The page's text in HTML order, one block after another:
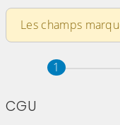
Les champs
Étape
1 sur 3
CGU